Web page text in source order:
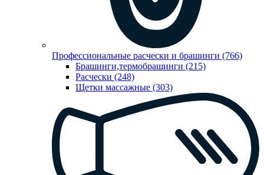
Профессиональные расчески и брашинги (766)
Брашинги,термобрашинги (215)
Расчески (248)
Щетки массажные (303)